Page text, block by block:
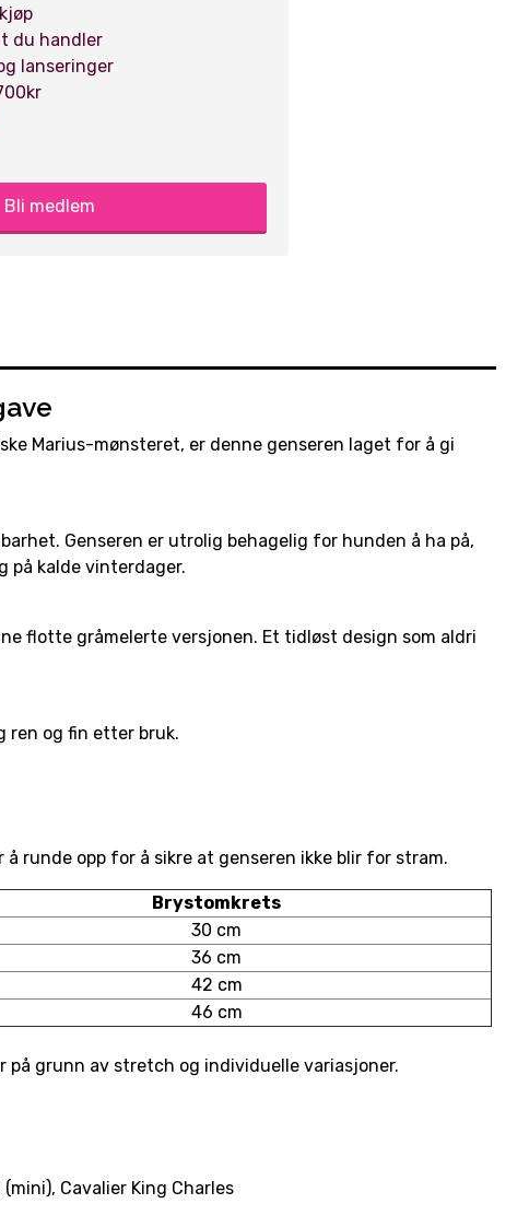
du handler
lanseringer
Bli medlem
Marius-mønsteret, er denne genseren laget for å gi
Genseren er utrolig behagelig for hunden å ha på,
på kalde vinterdager.
flotte gråmelerte versjonen. Et tidløst design som aldri
ren og fin etter bruk.
runde opp for å sikre at genseren ikke blir for stram.
Brystomkrets
30 cm
36 cm
42 cm
46 cm
på grunn av stretch og individuelle variasjoner.
Cavalier King Charles